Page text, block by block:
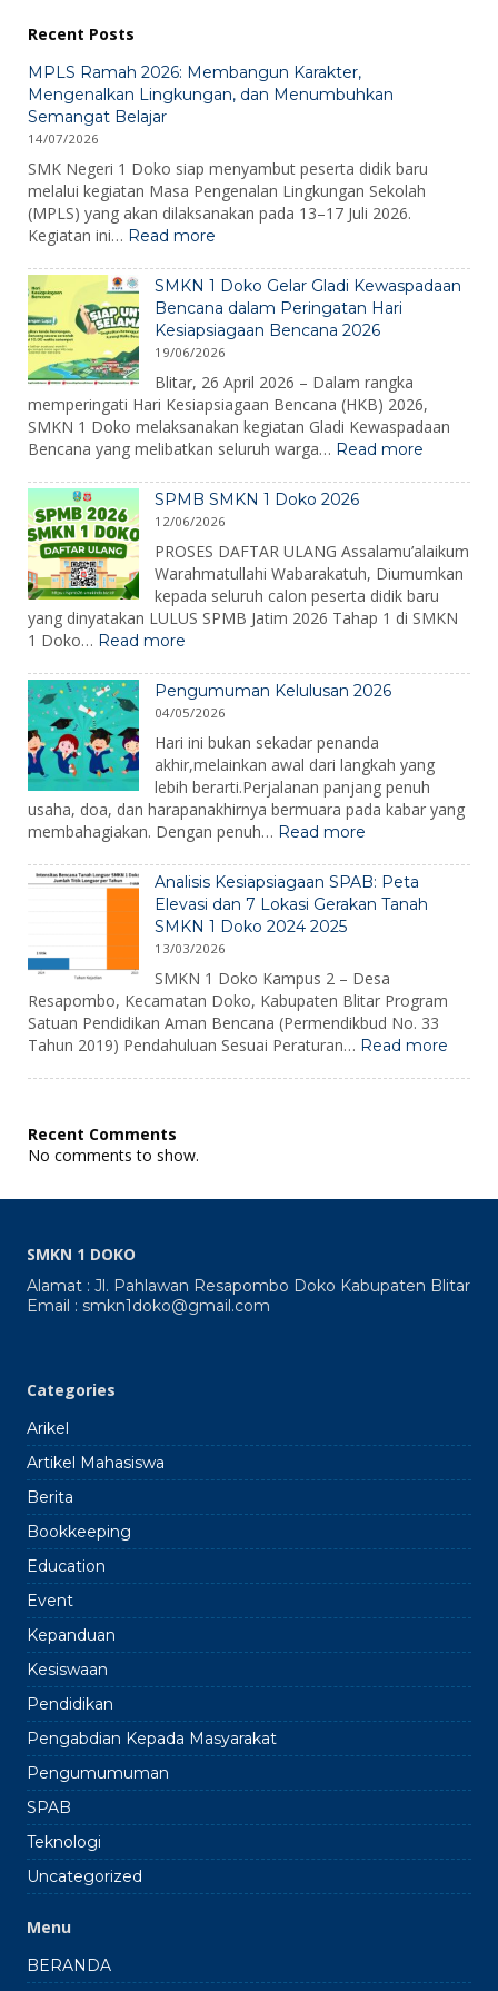
Recent Posts
MPLS Ramah 2026: Membangun Karakter,
Mengenalkan Lingkungan, dan Menumbuhkan
Semangat Belajar
14/07/2026
SMK Negeri 1 Doko siap menyambut peserta didik baru
melalui kegiatan Masa Pengenalan Lingkungan Sekolah
(MPLS) yang akan dilaksanakan pada 13–17 Juli 2026.
Kegiatan ini… Read more
Ramah
2026:
Membangun
Karakter,
Mengenalkan
Lingkungan,
dan
Menumbuhkan
Semangat
Belajar
SMKN 1 Doko Gelar Gladi Kewaspadaan
Bencana dalam Peringatan Hari
Kesiapsiagaan Bencana 2026
19/06/2026
Blitar, 26 April 2026 – Dalam rangka
memperingati Hari Kesiapsiagaan Bencana (HKB) 2026,
SMKN 1 Doko melaksanakan kegiatan Gladi Kewaspadaan
Bencana yang melibatkan seluruh warga… Read more
1
Gladi
dalam
SPMB SMKN 1 Doko 2026
12/06/2026
PROSES DAFTAR ULANG Assalamu’alaikum
Warahmatullahi Wabarakatuh, Diumumkan
kepada seluruh calon peserta didik baru
yang dinyatakan LULUS SPMB Jatim 2026 Tahap 1 di SMKN
1 Doko… Read more
SMKN
1
Doko
2026
Pengumuman Kelulusan 2026
04/05/2026
Hari ini bukan sekadar penanda
akhir,melainkan awal dari langkah yang
lebih berarti.Perjalanan panjang penuh
usaha, doa, dan harapanakhirnya bermuara pada kabar yang
membahagiakan. Dengan penuh… Read more
Kelulusan
2026
Analisis Kesiapsiagaan SPAB: Peta
Elevasi dan 7 Lokasi Gerakan Tanah
SMKN 1 Doko 2024 2025
13/03/2026
SMKN 1 Doko Kampus 2 – Desa
Resapombo, Kecamatan Doko, Kabupaten Blitar Program
Satuan Pendidikan Aman Bencana (Permendikbud No. 33
Tahun 2019) Pendahuluan Sesuai Peraturan… Read more
Lokasi
1
Recent Comments
No comments to show.
SMKN 1 DOKO
Alamat : Jl. Pahlawan Resapombo Doko Kabupaten Blitar
Email : smkn1doko@gmail.com
Categories
Arikel
Artikel Mahasiswa
Berita
Bookkeeping
Education
Event
Kepanduan
Kesiswaan
Pendidikan
Pengabdian Kepada Masyarakat
Pengumumuman
SPAB
Teknologi
Uncategorized
Menu
BERANDA